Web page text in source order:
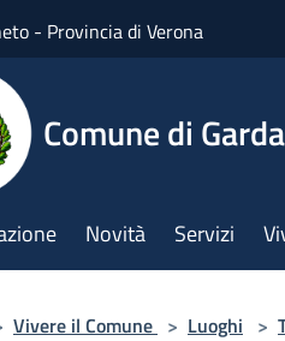
- Provincia di Verona
Comune di Garda
Novità Servizi
Vivere il Comune > Luoghi >